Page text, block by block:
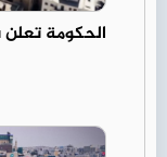
الحكومة